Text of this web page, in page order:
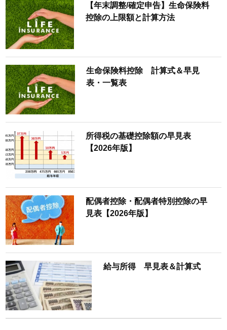
【年末調整/確定申告】生命保険料
控除の上限額と計算方法
生命保険料控除 計算式＆早見
表・一覧表
所得税の基礎控除額の早見表
【2026年版】
配偶者控除・配偶者特別控除の早
見表【2026年版】
給与所得 早見表＆計算式